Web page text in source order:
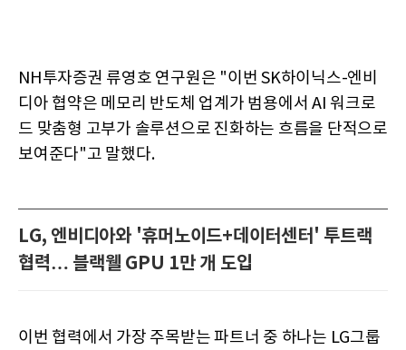
NH투자증권 류영호 연구원은 "이번 SK하이닉스-엔비
디아 협약은 메모리 반도체 업계가 범용에서 AI 워크로
드 맞춤형 고부가 솔루션으로 진화하는 흐름을 단적으로
보여준다"고 말했다.
LG, 엔비디아와 '휴머노이드+데이터센터' 투트랙
협력… 블랙웰 GPU 1만 개 도입
이번 협력에서 가장 주목받는 파트너 중 하나는 LG그룹